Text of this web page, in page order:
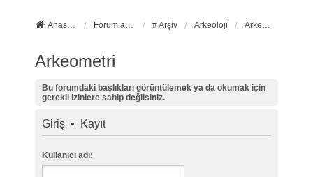
Anasayfa Forum ana sayfa # Arşiv Arkeoloji Arkeometri
Arkeometri
Bu forumdaki başlıkları görüntülemek ya da okumak için
gerekli izinlere sahip değilsiniz.
Giriş• Kayıt
Kullanıcı adı: